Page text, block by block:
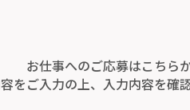
お仕事へのご応募はこちら
をご入力の上、入力内容を確